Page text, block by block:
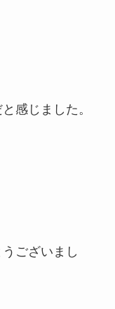
感じました。
ございまし